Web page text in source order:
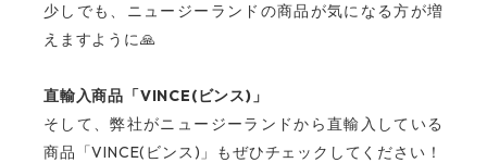
少しでも、ニュージーランドの商品が気になる方が増
えますように🙏
直輸入商品「 VINCE( ビンス) 」
そして、弊社がニュージーランドから直輸入している
商品「VINCE( ビンス ) 」もぜひチェックしてください！